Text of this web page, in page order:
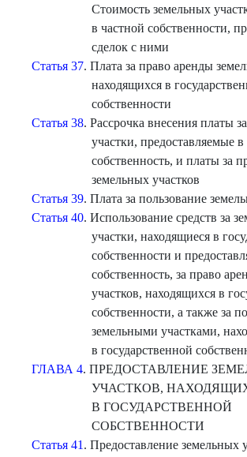
Стоимость земельных
в частной собственности,
сделок с ними
Статья 37. Плата за право аренды
находящихся в
собственности
Статья 38. Рассрочка внесения платы
участки, предоставляемые
собственность, и платы за
земельных участков
Статья 39. Плата за пользование
Статья 40. Использование средств за
участки, находящиеся в
собственности и
собственность, за право
участков, находящихся в
собственности, а также за
земельными участками,
в государственной
ГЛАВА 4. ПРЕДОСТАВЛЕНИЕ
УЧАСТКОВ,
В ГОСУДАРСТВЕННОЙ
СОБСТВЕННОСТИ
Статья 41 . Предоставление земельных